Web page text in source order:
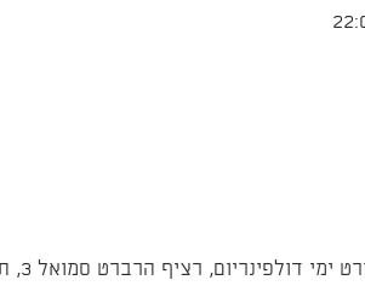
דולפינריום, רציף הרברט סמואל 3, תל אביב - יפו